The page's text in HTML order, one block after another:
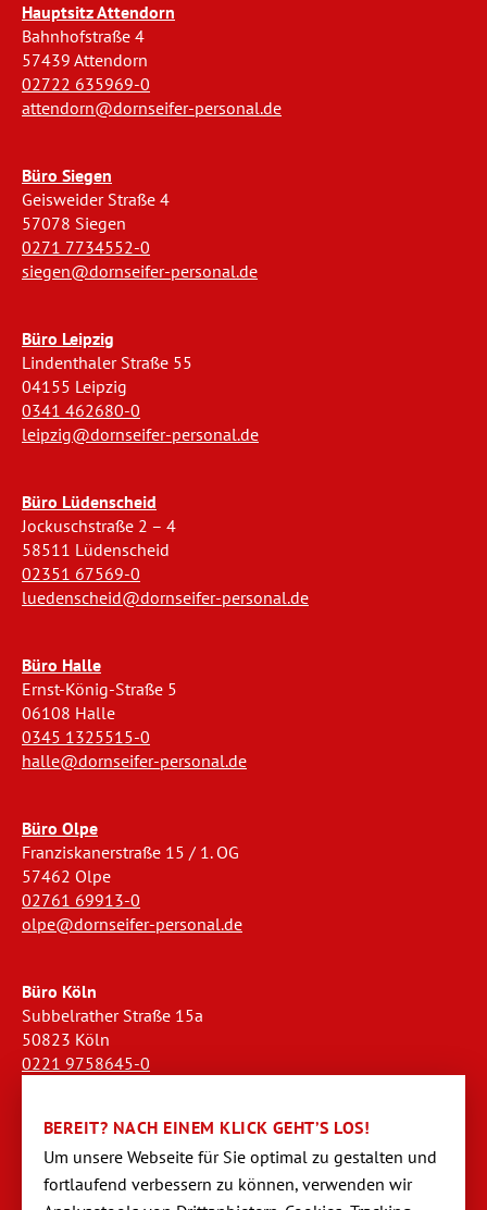
Hauptsitz Attendorn
Bahnhofstraße 4
57439 Attendorn
02722 635969-0
attendorn@dornseifer-personal.de
Büro Siegen
Geisweider Straße 4
57078 Siegen
0271 7734552-0
siegen@dornseifer-personal.de
Büro Leipzig
Lindenthaler Straße 55
04155 Leipzig
0341 462680-0
leipzig@dornseifer-personal.de
Büro Lüdenscheid
Jockuschstraße 2 – 4
58511 Lüdenscheid
02351 67569-0
luedenscheid@dornseifer-personal.de
Büro Halle
Ernst-König-Straße 5
06108 Halle
0345 1325515-0
halle@dornseifer-personal.de
Büro Olpe
Franziskanerstraße 15 / 1. OG
57462 Olpe
02761 69913-0
olpe@dornseifer-personal.de
Büro Köln
Subbelrather Straße 15a
50823 Köln
0221 9758645-0
Büro Stendal
Westwall 18
39576 Stendal
BEREIT? NACH EINEM KLICK GEHT’S LOS!
Um unsere Webseite für Sie optimal zu gestalten und
fortlaufend verbessern zu können, verwen­den wir